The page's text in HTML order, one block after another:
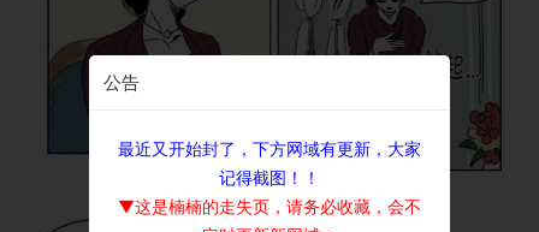
公告
最近又开始封了，下方网域有更新，大家
记得截图！！
▼这是楠楠的走失页，请务必收藏，会不